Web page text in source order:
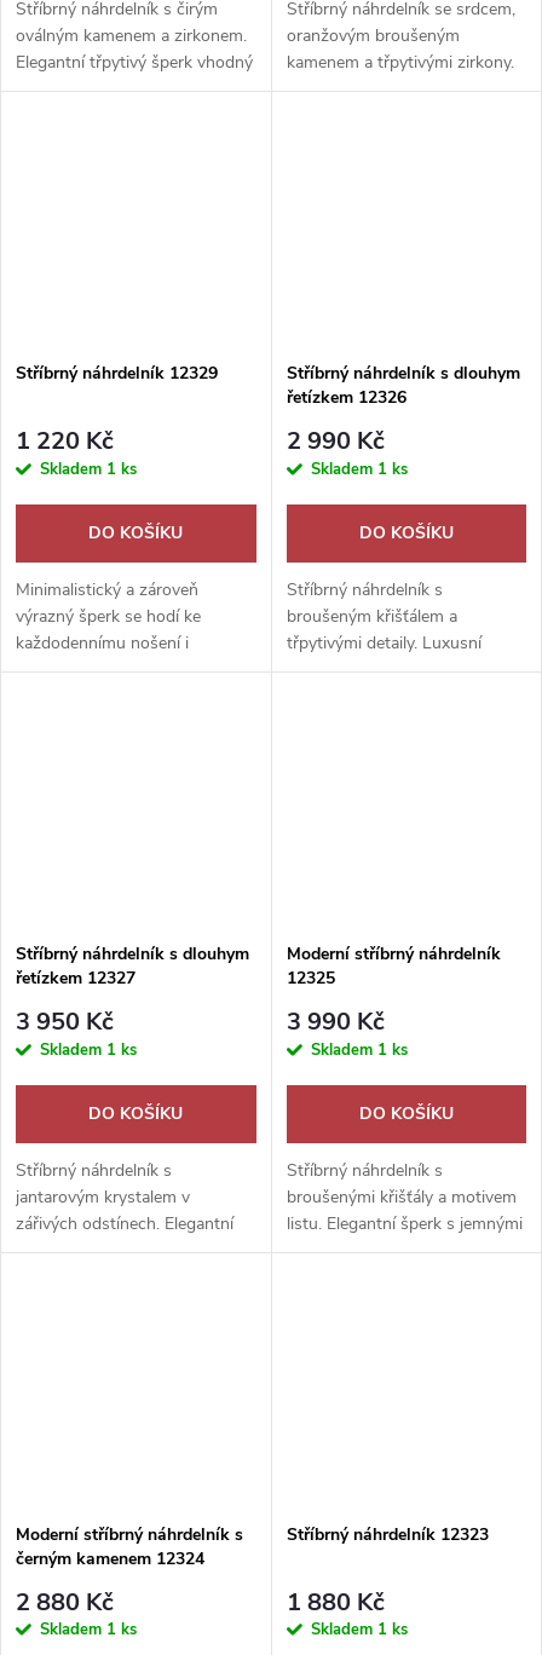
Stříbrný náhrdelník s čirým
oválným kamenem a zirkonem.
Elegantní třpytivý šperk vhodný
jako romantický dárek.
Stříbrný náhrdelník se srdcem,
oranžovým broušeným
kamenem a třpytivými zirkony.
Romantický dárek plný lesku.
Stříbrný náhrdelník 12329
1 220 Kč
Skladem 1 ks
DO KOŠÍKU
Minimalistický a zároveň
výrazný šperk se hodí ke
každodennímu nošení i
slavnostním příležitostem.
Stříbrný náhrdelník s dlouhym
řetízkem 12326
2 990 Kč
Skladem 1 ks
DO KOŠÍKU
Stříbrný náhrdelník s
broušeným křišťálem a
třpytivými detaily. Luxusní
šperk s duhovými odlesky pro
Stříbrný náhrdelník s dlouhym
řetízkem 12327
3 950 Kč
Skladem 1 ks
DO KOŠÍKU
Stříbrný náhrdelník s
jantarovým krystalem v
zářivých odstínech. Elegantní
šperk s oslnivými odlesky pro
Moderní stříbrný náhrdelník
12325
3 990 Kč
Skladem 1 ks
DO KOŠÍKU
Stříbrný náhrdelník s
broušenými křišťály a motivem
listu. Elegantní šperk s jemnými
odlesky pro každodenní i
Moderní stříbrný náhrdelník s
černým kamenem 12324
2 880 Kč
Skladem 1 ks
Stříbrný náhrdelník 12323
1 880 Kč
Skladem 1 ks